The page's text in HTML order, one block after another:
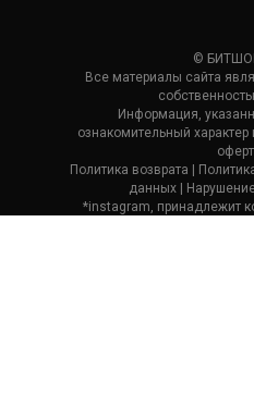
©
Все материалы сайта
Информация,
ознакомительный
Политика возврата | П
данных |
*instagram, принадлежит